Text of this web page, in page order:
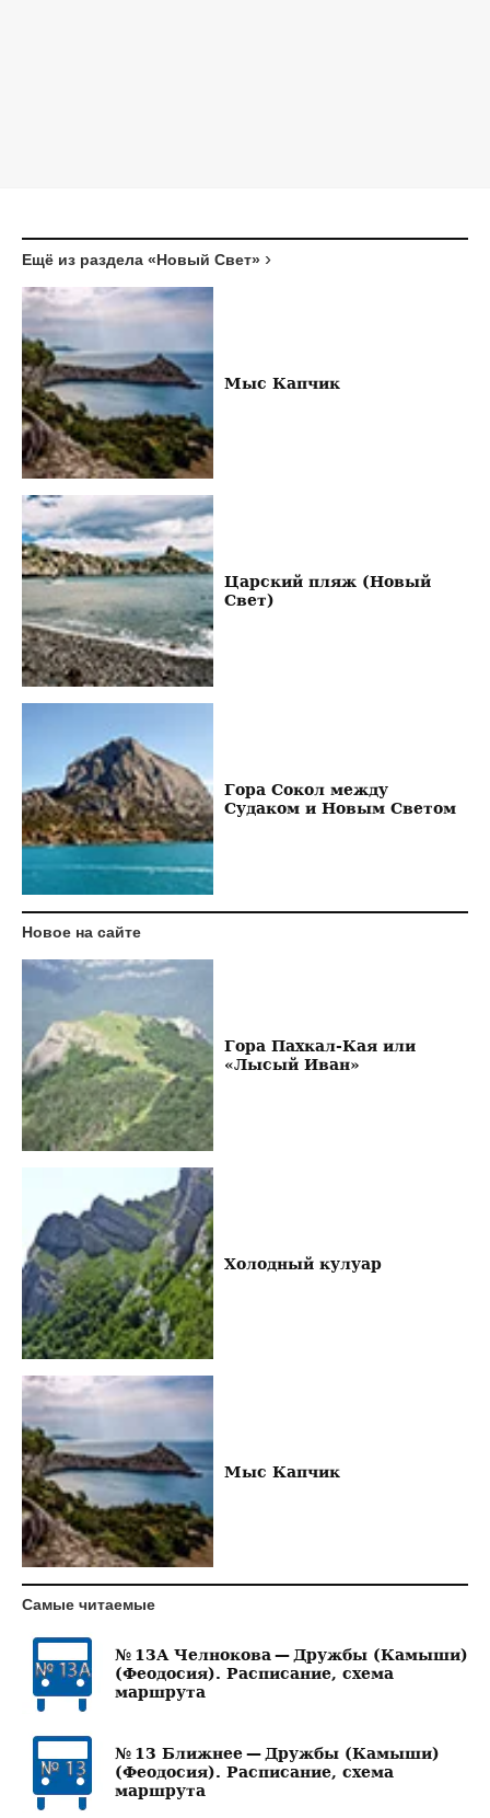
Ещё из раздела «Новый Свет»
Мыс Капчик
Царский пляж (Новый
Свет)
Гора Сокол между
Судаком и Новым Светом
Новое на сайте
Гора Пахкал-Кая или
«Лысый Иван»
Холодный кулуар
Мыс Капчик
Самые читаемые
№ 13А Челнокова — Дружбы (Камыши)
(Феодосия). Расписание, схема
маршрута
№ 13 Ближнее — Дружбы (Камыши)
(Феодосия). Расписание, схема
маршрута